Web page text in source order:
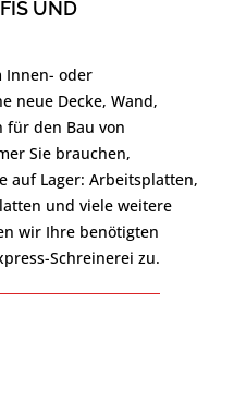
UND
Innen- oder
neue Decke, Wand,
für den Bau von
Sie brauchen,
auf Lager: Arbeitsplatten,
und viele weitere
wir Ihre benötigten
Schreinerei zu.